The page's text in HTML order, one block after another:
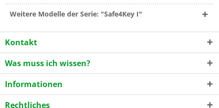
Weitere Modelle der Serie: "Safe4Key I"
Kontakt
Was muss ich wissen?
Informationen
Rechtliches